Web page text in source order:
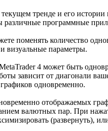
тренде и его истории
различные программные
поменять количество
визуальные параметры.
4 может быть
зависит от диагонали
одновременно.
отображаемых
валютных пар. При
(развернуть),